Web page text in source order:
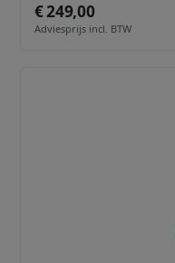
€ 249,00
Adviesprijs incl. BTW